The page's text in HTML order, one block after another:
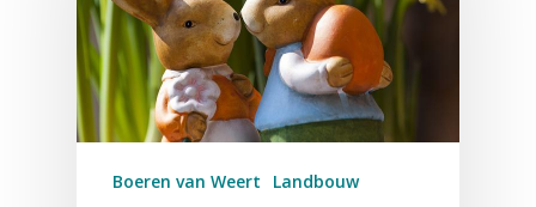
Boeren van Weert Landbouw